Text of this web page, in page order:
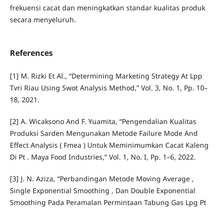
frekuensi cacat dan meningkatkan standar kualitas produk
secara menyeluruh.
References
[1] M. Rizki Et Al., “Determining Marketing Strategy At Lpp
Tvri Riau Using Swot Analysis Method,” Vol. 3, No. 1, Pp. 10–
18, 2021.
[2] A. Wicaksono And F. Yuamita, “Pengendalian Kualitas
Produksi Sarden Mengunakan Metode Failure Mode And
Effect Analysis ( Fmea ) Untuk Meminimumkan Cacat Kaleng
Di Pt . Maya Food Industries,” Vol. 1, No. I, Pp. 1–6, 2022.
[3] J. N. Aziza, “Perbandingan Metode Moving Average ,
Single Exponential Smoothing , Dan Double Exponential
Smoothing Pada Peramalan Permintaan Tabung Gas Lpg Pt